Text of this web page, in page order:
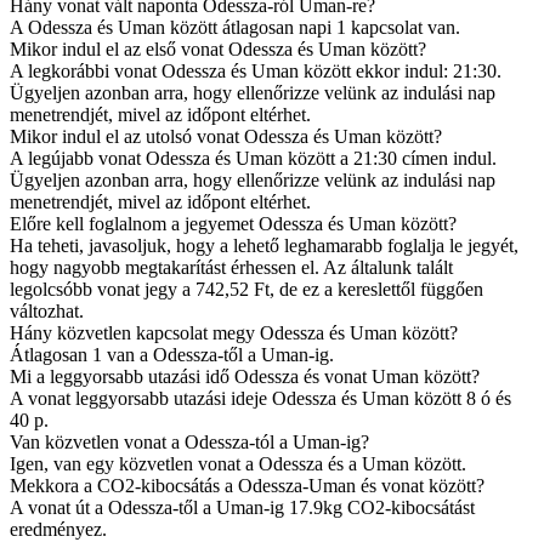
Hány vonat vált naponta Odessza-ról Uman-re?
A Odessza és Uman között átlagosan napi 1 kapcsolat van.
Mikor indul el az első vonat Odessza és Uman között?
A legkorábbi vonat Odessza és Uman között ekkor indul: 21:30.
Ügyeljen azonban arra, hogy ellenőrizze velünk az indulási nap
menetrendjét, mivel az időpont eltérhet.
Mikor indul el az utolsó vonat Odessza és Uman között?
A legújabb vonat Odessza és Uman között a 21:30 címen indul.
Ügyeljen azonban arra, hogy ellenőrizze velünk az indulási nap
menetrendjét, mivel az időpont eltérhet.
Előre kell foglalnom a jegyemet Odessza és Uman között?
Ha teheti, javasoljuk, hogy a lehető leghamarabb foglalja le jegyét,
hogy nagyobb megtakarítást érhessen el. Az általunk talált
legolcsóbb vonat jegy a 742,52 Ft, de ez a kereslettől függően
változhat.
Hány közvetlen kapcsolat megy Odessza és Uman között?
Átlagosan 1 van a Odessza-től a Uman-ig.
Mi a leggyorsabb utazási idő Odessza és vonat Uman között?
A vonat leggyorsabb utazási ideje Odessza és Uman között 8 ó és
40 p.
Van közvetlen vonat a Odessza-tól a Uman-ig?
Igen, van egy közvetlen vonat a Odessza és a Uman között.
Mekkora a CO2-kibocsátás a Odessza-Uman és vonat között?
A vonat út a Odessza-től a Uman-ig 17.9kg CO2-kibocsátást
eredményez.